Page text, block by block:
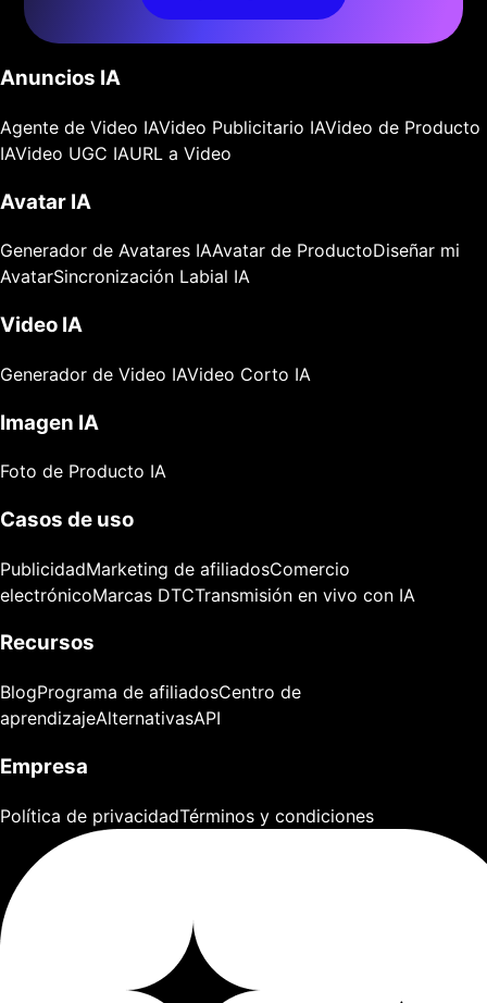
Anuncios IA
Agente de Video IAVideo Publicitario IAVideo de Producto
IAVideo UGC IAURL a Video
Avatar IA
Generador de Avatares IAAvatar de ProductoDiseñar mi
AvatarSincronización Labial IA
Video IA
Generador de Video IAVideo Corto IA
Imagen IA
Foto de Producto IA
Casos de uso
PublicidadMarketing de afiliadosComercio
electrónicoMarcas DTCTransmisión en vivo con IA
Recursos
BlogPrograma de afiliadosCentro de
aprendizajeAlternativasAPI
Empresa
Política de privacidadTérminos y condiciones